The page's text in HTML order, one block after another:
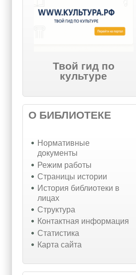
Твой гид по
культуре
О БИБЛИОТЕКЕ
Нормативные
документы
Режим работы
Страницы истории
История библиотеки в
лицах
Структура
Контактная информация
Статистика
Карта сайта